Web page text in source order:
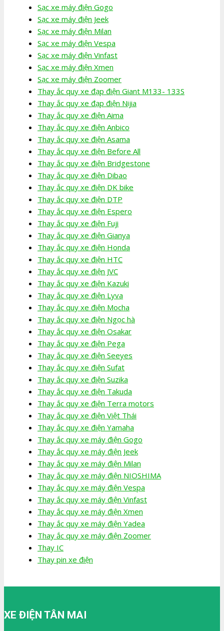
Sạc xe máy điện Gogo
Sạc xe máy điện Jeek
Sạc xe máy điện Milan
Sạc xe máy điện Vespa
Sạc xe máy điện Vinfast
Sạc xe máy điện Xmen
Sạc xe máy điện Zoomer
Thay ắc quy xe đạp điện Giant M133- 133S
Thay ắc quy xe đạp điện Nijia
Thay ắc quy xe điện Aima
Thay ắc quy xe điện Anbico
Thay ắc quy xe điện Asama
Thay ắc quy xe điện Before All
Thay ắc quy xe điện Bridgestone
Thay ắc quy xe điện Dibao
Thay ắc quy xe điện DK bike
Thay ắc quy xe điện DTP
Thay ắc quy xe điện Espero
Thay ắc quy xe điện Fuji
Thay ắc quy xe điện Gianya
Thay ắc quy xe điện Honda
Thay ắc quy xe điện HTC
Thay ắc quy xe điện JVC
Thay ắc quy xe điện Kazuki
Thay ắc quy xe điện Lyva
Thay ắc quy xe điện Mocha
Thay ắc quy xe điện Ngọc hà
Thay ắc quy xe điện Osakar
Thay ắc quy xe điện Pega
Thay ắc quy xe điện Seeyes
Thay ắc quy xe điện Sufat
Thay ắc quy xe điện Suzika
Thay ắc quy xe điện Takuda
Thay ắc quy xe điện Terra motors
Thay ắc quy xe điện Việt Thái
Thay ắc quy xe điện Yamaha
Thay ắc quy xe máy điện Gogo
Thay ắc quy xe máy điện Jeek
Thay ắc quy xe máy điện Milan
Thay ắc quy xe máy điện NIOSHIMA
Thay ắc quy xe máy điện Vespa
Thay ắc quy xe máy điện Vinfast
Thay ắc quy xe máy điện Xmen
Thay ắc quy xe máy điện Yadea
Thay ắc quy xe máy điện Zoomer
Thay IC
Thay pin xe điện
XE ĐIỆN TÂN MAI